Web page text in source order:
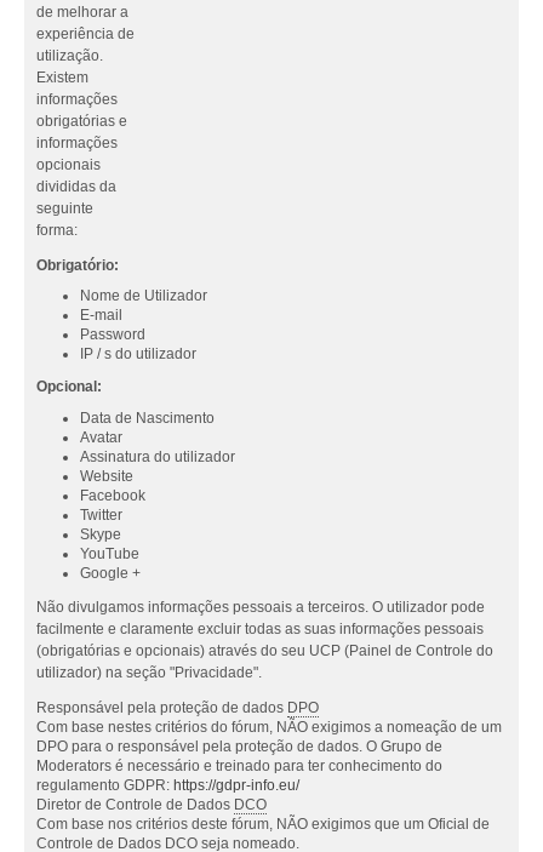
de melhorar a
experiência de
utilização.
Existem
informações
obrigatórias e
informações
opcionais
divididas da
seguinte
forma:
Obrigatório:
Nome de Utilizador
E-mail
Password
IP / s do utilizador
Opcional:
Data de Nascimento
Avatar
Assinatura do utilizador
Website
Facebook
Twitter
Skype
YouTube
Google +
Não divulgamos informações pessoais a terceiros. O utilizador pode
facilmente e claramente excluir todas as suas informações pessoais
(obrigatórias e opcionais) através do seu UCP (Painel de Controle do
utilizador) na seção "Privacidade".
Responsável pela proteção de dados DPO
Com base nestes critérios do fórum, NÃO exigimos a nomeação de um
DPO para o responsável pela proteção de dados. O Grupo de
Moderators é necessário e treinado para ter conhecimento do
regulamento GDPR: https://gdpr-info.eu/
Diretor de Controle de Dados DCO
Com base nos critérios deste fórum, NÃO exigimos que um Oficial de
Controle de Dados DCO seja nomeado.